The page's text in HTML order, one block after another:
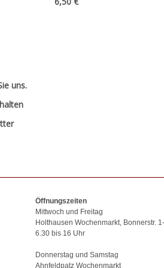
uns.
n
Öffnungszeiten
Mittwoch und Freitag
Holthausen Wochenmarkt, Bonnerstr.
6.30 bis 16 Uhr
Donnerstag und Samstag
Ahnfeldpatz Wochenmarkt